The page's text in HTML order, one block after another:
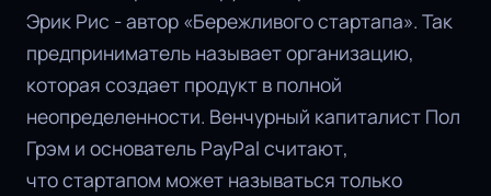
Эрик Рис - автор «Бережливого стартапа». Так
предприниматель называет организацию,
которая создает продукт в полной
неопределенности. Венчурный капиталист Пол
Грэм и основатель PayPal считают,
что стартапом может называться только